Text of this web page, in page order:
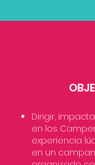
Dirigir,
en los
experiencia
en un